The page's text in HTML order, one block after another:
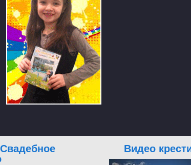
Свадебное
Видео